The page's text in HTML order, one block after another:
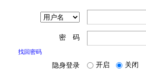
密 码
找回密码
隐身登录 开启 关闭